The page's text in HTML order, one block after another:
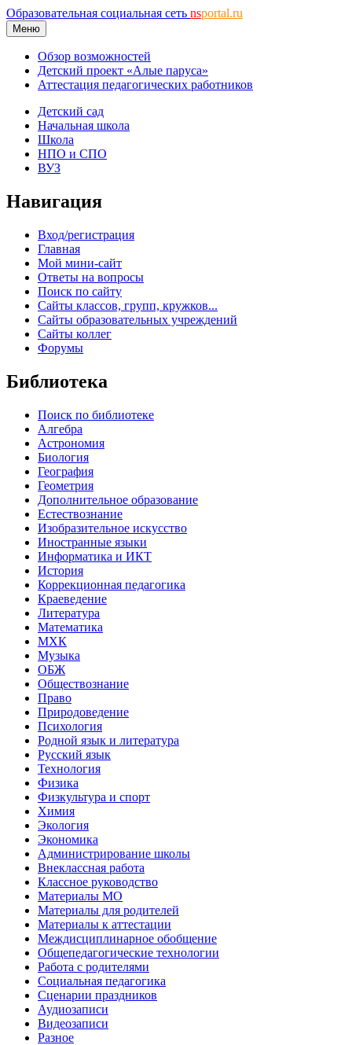
Образовательная социальная сеть nsportal.ru
Меню
Обзор возможностей
Детский проект «Алые паруса»
Аттестация педагогических работников
Детский сад
Начальная школа
Школа
НПО и СПО
ВУЗ
Навигация
Вход/регистрация
Главная
Мой мини-сайт
Ответы на вопросы
Поиск по сайту
Сайты классов, групп, кружков...
Сайты образовательных учреждений
Сайты коллег
Форумы
Библиотека
Поиск по библиотеке
Алгебра
Астрономия
Биология
География
Геометрия
Дополнительное образование
Естествознание
Изобразительное искусство
Иностранные языки
Информатика и ИКТ
История
Коррекционная педагогика
Краеведение
Литература
Математика
МХК
Музыка
ОБЖ
Обществознание
Право
Природоведение
Психология
Родной язык и литература
Русский язык
Технология
Физика
Физкультура и спорт
Химия
Экология
Экономика
Администрирование школы
Внеклассная работа
Классное руководство
Материалы МО
Материалы для родителей
Материалы к аттестации
Междисциплинарное обобщение
Общепедагогические технологии
Работа с родителями
Социальная педагогика
Сценарии праздников
Аудиозаписи
Видеозаписи
Разное